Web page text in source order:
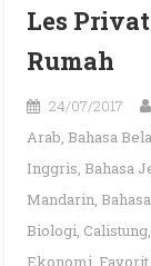
Les
Rumah
24/07/2017
Arab, Bahasa
Inggris, Bahasa
Mandarin,
Biologi, Calistung,
Ekonomi Favorit